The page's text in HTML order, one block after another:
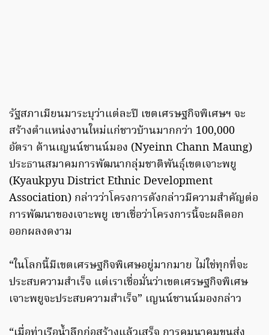
รัฐสภาเมียนมาระบุว่าแต่ละปี เขตเศรษฐกิจพิเศษฯ จะ
สร้างตำแหน่งงานใหม่แก่ชาวบ้านมากกว่า 100,000
อัตรา ด้านเญนน์ชานน์มอง (Nyeinn Chann Maung)
ประธานสมาคมการพัฒนากลุ่มชาติพันธุ์เขตเจาะพยู
(Kyaukpyu District Ethnic Development
Association) กล่าวว่าโครงการดังกล่าวมีความสำคัญต่อ
การพัฒนาของเจาะพยู เขาเชื่อว่าโครงการนี้จะผลิดอก
ออกผลงดงาม
“ในโลกนี้มีเขตเศรษฐกิจพิเศษอยู่มากมาย ไม่ใช่ทุกที่จะ
ประสบความสำเร็จ แต่เราเชื่อมั่นว่าเขตเศรษฐกิจพิเศษ
เจาะพยูจะประสบความสำเร็จ” เญนน์ชานน์มองกล่าว